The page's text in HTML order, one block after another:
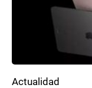
Actualidad